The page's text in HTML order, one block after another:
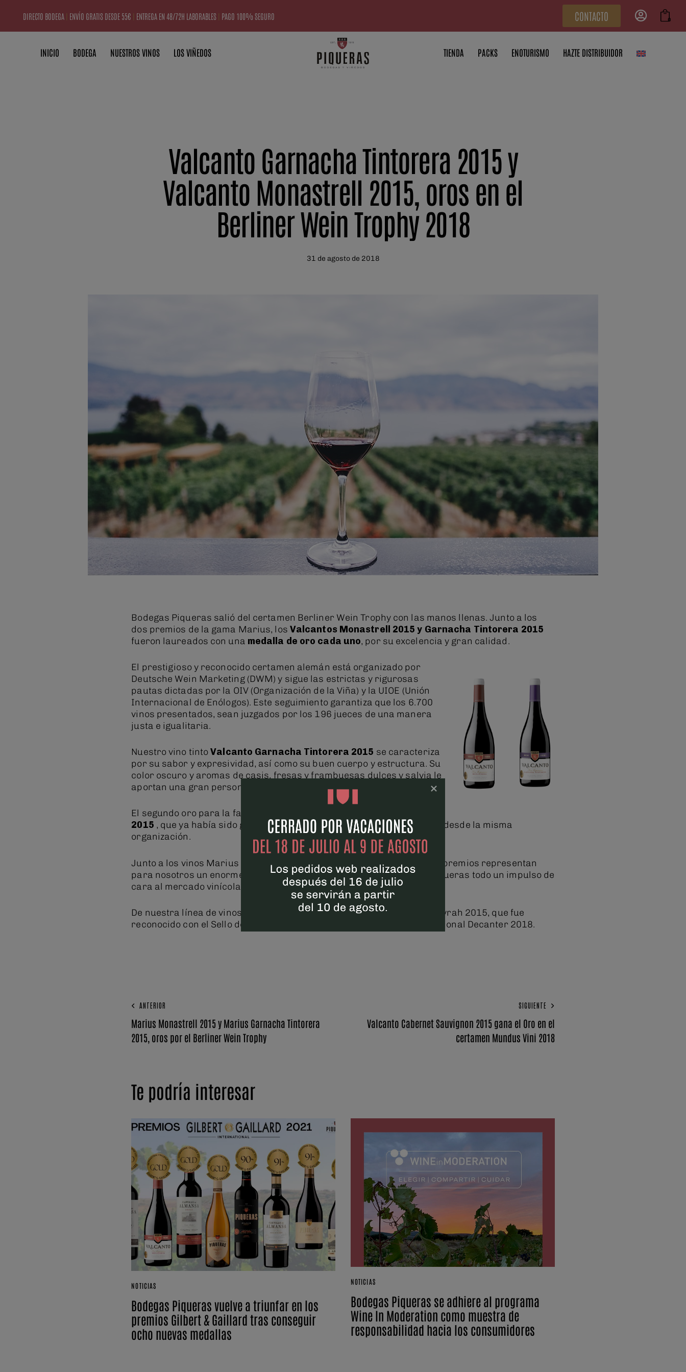
DIRECTO BODEGA | ENVÍO GRATIS DESDE 55€ | ENTREGA EN 48/72H LABORABLES | PAGO 100% SEGURO CONTACTO 0
INICIO BODEGA NUESTROS VINOS LOS VIÑEDOS TIENDA PACKS ENOTURISMO HAZTE DISTRIBUIDOR
Valcanto Garnacha Tintorera 2015 y
Valcanto Monastrell 2015, oros en el
Berliner Wein Trophy 2018
31 de agosto de 2018
Bodegas Piqueras salió del certamen Berliner Wein Trophy con las manos llenas. Junto a los
dos premios de la gama Marius, los Valcantos Monastrell 2015 y Garnacha Tintorera 2015
fueron laureados con una medalla de oro cada uno, por su excelencia y gran calidad.
El prestigioso y reconocido certamen alemán está organizado por
Deutsche Wein Marketing(DWM) y sigue las estrictas y rigurosas
pautas dictadas por la OIV (Organización de la Viña) y la UIOE (Unión
Internacional de Enólogos). Este seguimiento garantiza que los 6.700
vinos presentados, sean juzgados por los 196 jueces de una manera
justa e igualitaria.
Nuestro vino tintoValcanto Garnacha Tintorera 2015 se caracteriza
por su sabor y expresividad, así como su buen cuerpo y estructura. Su
color oscuro y aromas de casis, fresas y frambuesas dulces y salvia le
aportan una gran personalidad.
El segundo oro para la familia Valcanto fue para
2015 , que ya había sido galardonado anteriormente con otras añadas desde la misma
organización.
Junto a los vinos Marius galardonados en este mismo certamen, estos premios representan
para nosotros un enorme reconocimiento, y suponen para Bodegas Piqueras todo un impulso de
cara al mercado vinícola internacional.
De nuestra línea de vinos Valcanto, también ha destacado el Valcanto Syrah 2015, que fue
reconocido con el Sello de Aprobación por parte del certamen Internacional Decanter 2018.
ANTERIOR
Marius Monastrell 2015 y Marius Garnacha Tintorera
2015, oros por el Berliner Wein Trophy
SIGUIENTE
Valcanto Cabernet Sauvignon 2015 gana el Oro en el
certamen Mundus Vini 2018
Te podría interesar
NOTICIAS
Bodegas Piqueras vuelve a triunfar en los
premios Gilbert & Gaillard tras conseguir
ocho nuevas medallas
NOTICIAS
Bodegas Piqueras se adhiere al programa
Wine In Moderation como muestra de
responsabilidad hacia los consumidores